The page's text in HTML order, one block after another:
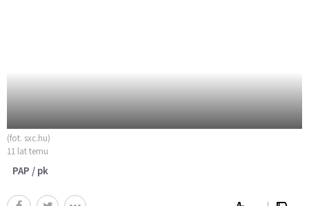
(fot. sxc.hu)
11 lat temu
PAP / pk